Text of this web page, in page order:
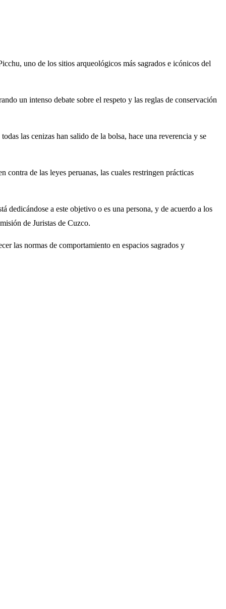
uno de los sitios arqueológicos más sagrados e icónicos del
un intenso debate sobre el respeto y las reglas de conservación
las cenizas han salido de la bolsa, hace una reverencia y se
de las leyes peruanas, las cuales restringen prácticas
dedicándose a este objetivo o es una persona, y de acuerdo a los
de Juristas de Cuzco.
las normas de comportamiento en espacios sagrados y